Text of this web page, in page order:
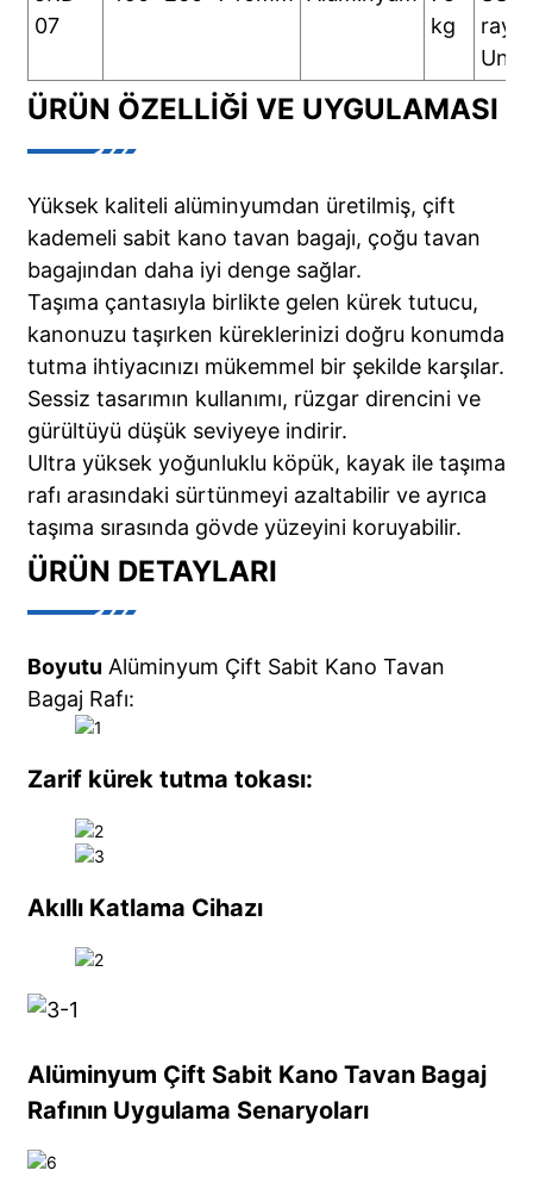
07
kg
raylı
ÜRÜN ÖZELLIĞI VE UYGULAMASI
Yüksek kaliteli alüminyumdan üretilmiş, çift
kademeli sabit kano tavan bagajı, çoğu tavan
bagajından daha iyi denge sağlar.
Taşıma çantasıyla birlikte gelen kürek tutucu,
kanonuzu taşırken küreklerinizi doğru konumda
tutma ihtiyacınızı mükemmel bir şekilde karşılar.
Sessiz tasarımın kullanımı, rüzgar direncini ve
gürültüyü düşük seviyeye indirir.
Ultra yüksek yoğunluklu köpük, kayak ile taşıma
rafı arasındaki sürtünmeyi azaltabilir ve ayrıca
taşıma sırasında gövde yüzeyini koruyabilir.
ÜRÜN DETAYLARI
Boyutu Alüminyum Çift Sabit Kano Tavan
Bagaj Rafı:
Zarif kürek tutma tokası:
Akıllı Katlama Cihazı
Alüminyum Çift Sabit Kano Tavan Bagaj
Rafının Uygulama Senaryoları